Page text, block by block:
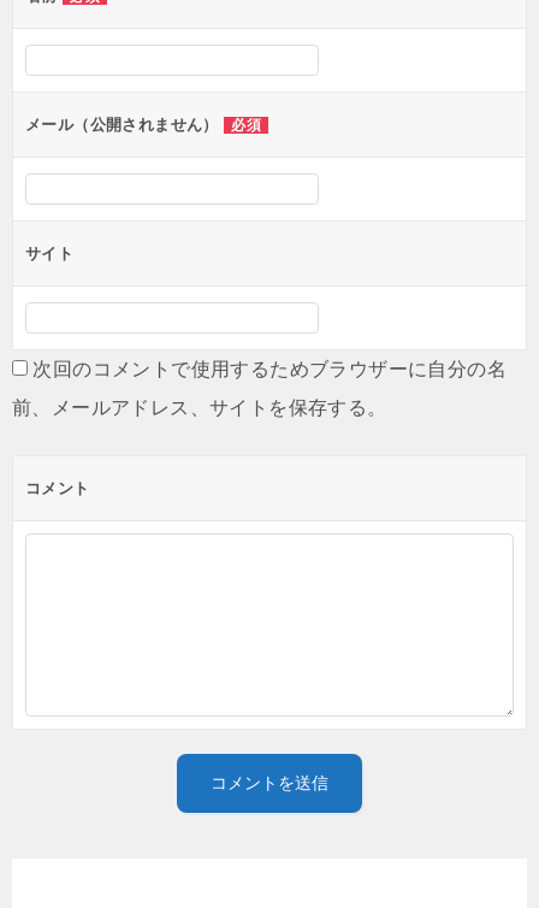
メール（公開されません） 必須
サイト
次回のコメントで使用するためブラウザーに自分の名
前、メールアドレス、サイトを保存する。
コメント